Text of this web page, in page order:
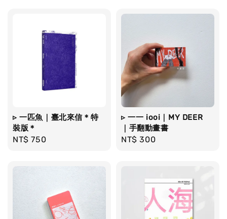
▹ 一匹魚｜臺北來信＊特
裝版＊
Regular
NT$ 750
▹ 一一 iooi｜MY DEER
｜手翻動畫書
Regular
NT$ 300